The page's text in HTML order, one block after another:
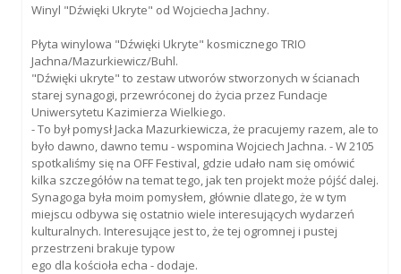
Winyl "Dźwięki Ukryte" od Wojciecha Jachny.
Płyta winylowa "Dźwięki Ukryte" kosmicznego TRIO
Jachna/Mazurkiewicz/Buhl.
"Dźwięki ukryte" to zestaw utworów stworzonych w ścianach
starej synagogi, przewróconej do życia przez Fundacje
Uniwersytetu Kazimierza Wielkiego.
- To był pomysł Jacka Mazurkiewicza, że ​​pracujemy razem, ale to
było dawno, dawno temu - wspomina Wojciech Jachna. - W 2105
spotkaliśmy się na OFF Festival, gdzie udało nam się omówić
kilka szczegółów na temat tego, jak ten projekt może pójść dalej.
Synagoga była moim pomysłem, głównie dlatego, że w tym
miejscu odbywa się ostatnio wiele interesujących wydarzeń
kulturalnych. Interesujące jest to, że tej ogromnej i pustej
przestrzeni brakuje typow
ego dla kościoła echa - dodaje.